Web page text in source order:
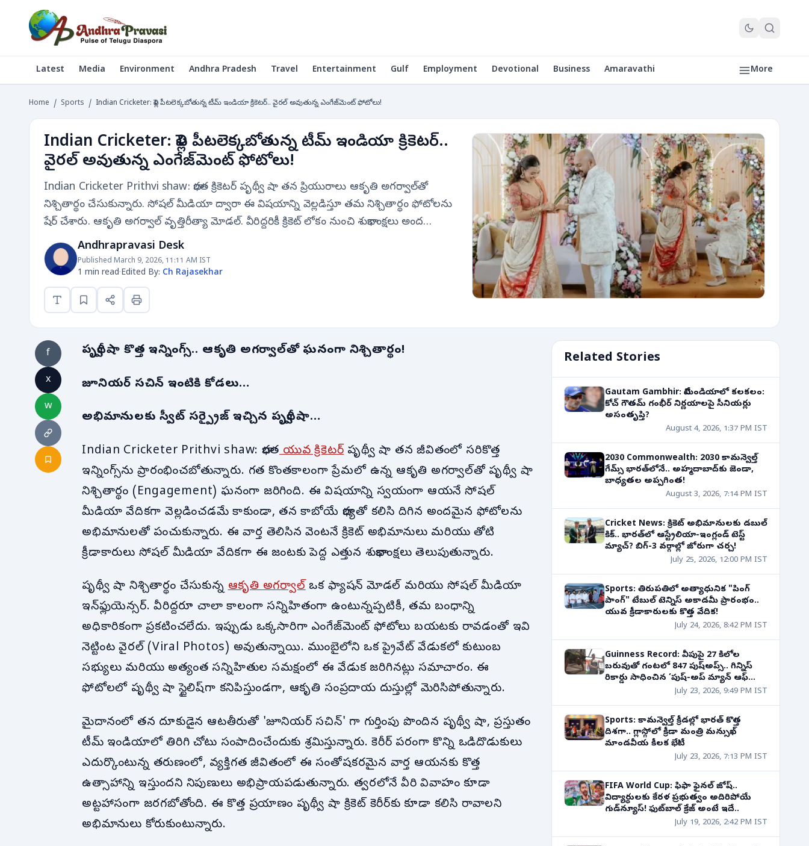
Latest Media Environment Andhra Pradesh Travel Entertainment Gulf Employment Devotional Business Amaravathi More
Home / Sports / Indian Cricketer: పెళ్లి పీటలెక్కబోతున్న టీమ్ ఇండియా క్రికెటర్.. వైరల్ అవుతున్న ఎంగేజ్‌మెంట్ ఫోటోలు!
Indian Cricketer: పెళ్లి పీటలెక్కబోతున్న టీమ్ ఇండియా క్రికెటర్..
వైరల్ అవుతున్న ఎంగేజ్‌మెంట్ ఫోటోలు!
Indian Cricketer Prithvi shaw: భారత క్రికెటర్ పృథ్వీ షా తన ప్రియురాలు ఆకృతి అగర్వాల్‌తో
నిశ్చితార్థం చేసుకున్నారు. సోషల్ మీడియా ద్వారా ఈ విషయాన్ని వెల్లడిస్తూ తమ నిశ్చితార్థం ఫోటోలను
షేర్ చేశారు. ఆకృతి అగర్వాల్ వృత్తిరీత్యా మోడల్. వీరిద్దరికీ క్రికెట్ లోకం నుంచి శుభాకాంక్షలు అంద…
Andhrapravasi Desk
Published March 9, 2026, 11:11 AM IST
1 min read·Edited By: Ch Rajasekhar
f
x
w
పృథ్వీ షా కొత్త ఇన్నింగ్స్.. ఆకృతి అగర్వాల్‌తో ఘనంగా నిశ్చితార్థం!
జూనియర్ సచిన్ ఇంటికి కోడలు…
అభిమానులకు స్వీట్ సర్ప్రైజ్ ఇచ్చిన పృథ్వీ షా…
Indian Cricketer Prithvi shaw: భారతయువ క్రికెటర్పృథ్వీ షా తన జీవితంలో సరికొత్త
ఇన్నింగ్స్‌ను ప్రారంభించబోతున్నారు. గత కొంతకాలంగా ప్రేమలో ఉన్న ఆకృతి అగర్వాల్‌తో పృథ్వీ షా
నిశ్చితార్థం (Engagement) ఘనంగా జరిగింది. ఈ విషయాన్ని స్వయంగా ఆయనే సోషల్
మీడియా వేదికగా వెల్లడించడమే కాకుండా, తన కాబోయే భార్యతో కలిసి దిగిన అందమైన ఫోటోలను
అభిమానులతో పంచుకున్నారు. ఈ వార్త తెలిసిన వెంటనే క్రికెట్ అభిమానులు మరియు తోటి
క్రీడాకారులు సోషల్ మీడియా వేదికగా ఈ జంటకు పెద్ద ఎత్తున శుభాకాంక్షలు తెలుపుతున్నారు.
పృథ్వీ షా నిశ్చితార్థం చేసుకున్నఆకృతి అగర్వాల్ఒక ఫ్యాషన్ మోడల్ మరియు సోషల్ మీడియా
ఇన్‌ఫ్లుయెన్సర్. వీరిద్దరూ చాలా కాలంగా సన్నిహితంగా ఉంటున్నప్పటికీ, తమ బంధాన్ని
అధికారికంగా ప్రకటించలేదు. ఇప్పుడు ఒక్కసారిగా ఎంగేజ్‌మెంట్ ఫోటోలు బయటకు రావడంతో ఇవి
నెట్టింట వైరల్ (Viral Photos) అవుతున్నాయి. ముంబైలోని ఒక ప్రైవేట్ వేడుకలో కుటుంబ
సభ్యులు మరియు అత్యంత సన్నిహితుల సమక్షంలో ఈ వేడుక జరిగినట్లు సమాచారం. ఈ
ఫోటోలలో పృథ్వీ షా స్టైలిష్‌గా కనిపిస్తుండగా, ఆకృతి సంప్రదాయ దుస్తుల్లో మెరిసిపోతున్నారు.
మైదానంలో తన దూకుడైన ఆటతీరుతో 'జూనియర్ సచిన్' గా గుర్తింపు పొందిన పృథ్వీ షా, ప్రస్తుతం
టీమ్ ఇండియాలో తిరిగి చోటు సంపాదించేందుకు శ్రమిస్తున్నారు. కెరీర్ పరంగా కొన్ని ఒడిదొడుకులు
ఎదుర్కొంటున్న తరుణంలో, వ్యక్తిగత జీవితంలో ఈ సంతోషకరమైన వార్త ఆయనకు కొత్త
ఉత్సాహాన్ని ఇస్తుందని నిపుణులు అభిప్రాయపడుతున్నారు. త్వరలోనే వీరి వివాహం కూడా
అట్టహాసంగా జరగబోతోంది. ఈ కొత్త ప్రయాణం పృథ్వీ షా క్రికెట్ కెరీర్‌కు కూడా కలిసి రావాలని
అభిమానులు కోరుకుంటున్నారు.
Related Stories
Gautam Gambhir: టీమిండియాలో కలకలం:
కోచ్ గౌతమ్ గంభీర్ నిర్ణయాలపై సీనియర్లు
అసంతృప్తి?
August 4, 2026, 1:37 PM IST
2030 Commonwealth: 2030 కామన్వెల్త్
గేమ్స్ భారత్‌లోనే.. అహ్మదాబాద్‌కు జెండా,
బాధ్యతల అప్పగింత!
August 3, 2026, 7:14 PM IST
Cricket News: క్రికెట్ అభిమానులకు డబుల్
కిక్.. భారత్‌లో ఆస్ట్రేలియా-ఇంగ్లండ్ టెస్ట్
మ్యాచ్? బిగ్-3 వర్గాల్లో జోరుగా చర్చ!
July 25, 2026, 12:00 PM IST
Sports: తిరుపతిలో అత్యాధునిక "పింగ్
పాంగ్" టేబుల్ టెన్నిస్ అకాడమీ ప్రారంభం..
యువ క్రీడాకారులకు కొత్త వేదిక!
July 24, 2026, 8:42 PM IST
Guinness Record: వీపుపై 27 కిలోల
బరువుతో గంటలో 847 పుష్‌అప్స్.. గిన్నిస్
రికార్డు సాధించిన ‘పుష్-అప్ మ్యాన్ ఆఫ్
July 23, 2026, 9:49 PM IST
Sports: కామన్వెల్త్ క్రీడల్లో భారత్‌ కొత్త
దిశగా.. గ్లాస్గోలో క్రీడా మంత్రి మన్సుఖ్
మాండవీయ కీలక భేటీ!
July 23, 2026, 7:13 PM IST
FIFA World Cup: ఫిఫా ఫైనల్‌ జోష్‌..
విద్యార్థులకు కేరళ ప్రభుత్వం అదిరిపోయే
గుడ్‌న్యూస్‌! ఫుట్‌బాల్ క్రేజ్ అంటే ఇదే..
July 19, 2026, 2:42 PM IST